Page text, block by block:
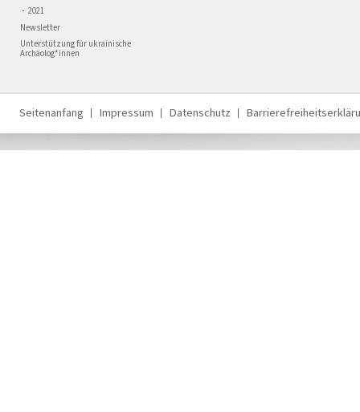
2021
Newsletter
Unterstützung für ukrainische
Archäolog*innen
Seitenanfang Impressum Datenschutz